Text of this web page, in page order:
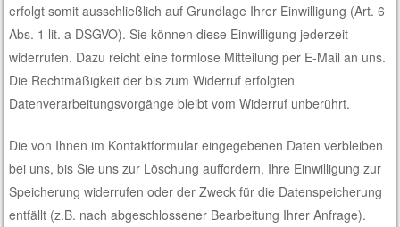
erfolgt somit ausschließlich auf Grundlage Ihrer Einwilligung (Art. 6
Abs. 1 lit. a DSGVO). Sie können diese Einwilligung jederzeit
widerrufen. Dazu reicht eine formlose Mitteilung per E-Mail an uns.
Die Rechtmäßigkeit der bis zum Widerruf erfolgten
Datenverarbeitungsvorgänge bleibt vom Widerruf unberührt.
Die von Ihnen im Kontaktformular eingegebenen Daten verbleiben
bei uns, bis Sie uns zur Löschung auffordern, Ihre Einwilligung zur
Speicherung widerrufen oder der Zweck für die Datenspeicherung
entfällt (z.B. nach abgeschlossener Bearbeitung Ihrer Anfrage).